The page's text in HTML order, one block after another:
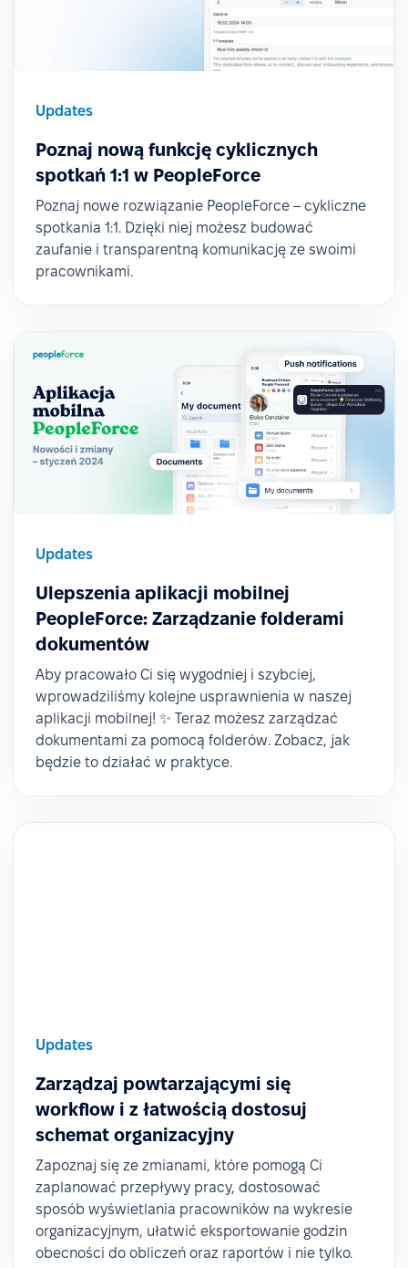
Updates
Poznaj nową funkcję cyklicznych
spotkań 1:1 w PeopleForce
Poznaj nowe rozwiązanie PeopleForce – cykliczne
spotkania 1:1. Dzięki niej możesz budować
zaufanie i transparentną komunikację ze swoimi
pracownikami.
Updates
Ulepszenia aplikacji mobilnej
PeopleForce: Zarządzanie folderami
dokumentów
Aby pracowało Ci się wygodniej i szybciej,
wprowadziliśmy kolejne usprawnienia w naszej
aplikacji mobilnej! ✨ Teraz możesz zarządzać
dokumentami za pomocą folderów. Zobacz, jak
będzie to działać w praktyce.
Updates
Zarządzaj powtarzającymi się
workflow i z łatwością dostosuj
schemat organizacyjny
Zapoznaj się ze zmianami, które pomogą Ci
zaplanować przepływy pracy, dostosować
sposób wyświetlania pracowników na wykresie
organizacyjnym, ułatwić eksportowanie godzin
obecności do obliczeń oraz raportów i nie tylko.